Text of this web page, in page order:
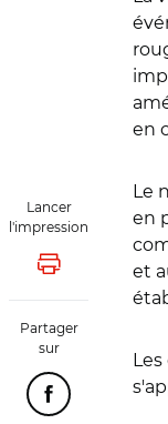
Lancer
l'impression
Lancer
Partager
sur
Partager cette
en
Le
en
et